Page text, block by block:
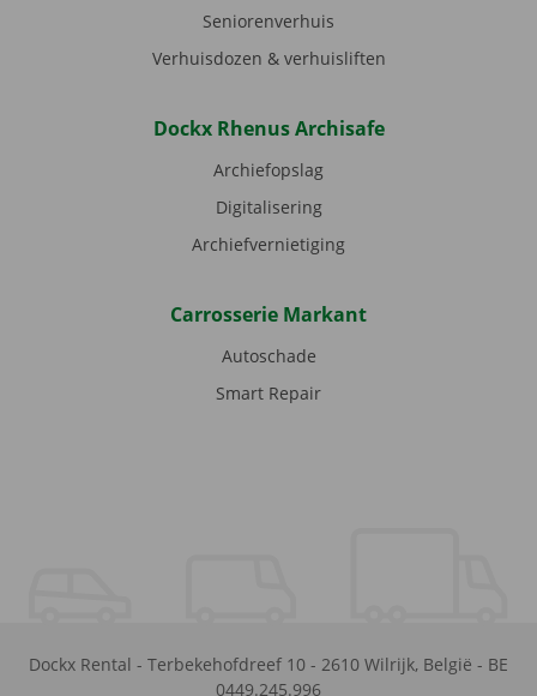
Seniorenverhuis
Verhuisdozen & verhuisliften
Dockx Rhenus Archisafe
Archiefopslag
Digitalisering
Archiefvernietiging
Carrosserie Markant
Autoschade
Smart Repair
Dockx Rental - Terbekehofdreef 10 - 2610 Wilrijk, België - BE
0449.245.996